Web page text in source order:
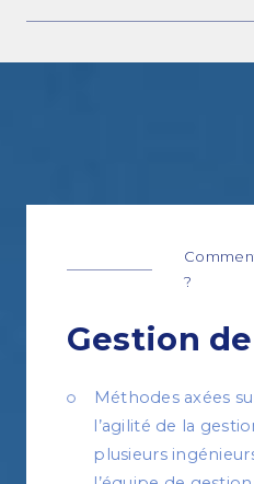
?
Gestion
Méthodes axées
l’agilité de la
plusieurs